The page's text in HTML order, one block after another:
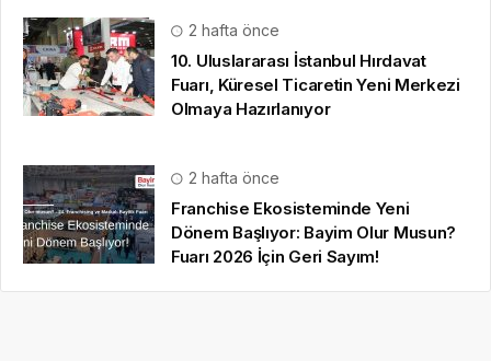
2 hafta önce
10. Uluslararası İstanbul Hırdavat
Fuarı, Küresel Ticaretin Yeni Merkezi
Olmaya Hazırlanıyor
2 hafta önce
Franchise Ekosisteminde Yeni
Dönem Başlıyor: Bayim Olur Musun?
Fuarı 2026 İçin Geri Sayım!